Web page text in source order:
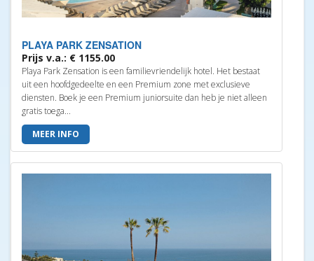
PLAYA PARK ZENSATION
Prijs v.a.: € 1155.00
Playa Park Zensation is een familievriendelijk hotel. Het bestaat
uit een hoofdgedeelte en een Premium zone met exclusieve
diensten. Boek je een Premium juniorsuite dan heb je niet alleen
gratis toega...
MEER INFO